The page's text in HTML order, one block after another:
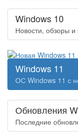
Windows 10
Новости, обзоры и
Windows 11
ОС Windows 11 с
Обновления
Последние